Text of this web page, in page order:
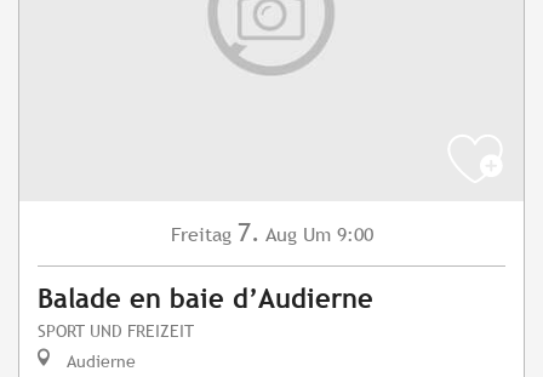
Freitag 7. Aug Um 9:00
Balade en baie d’Audierne
SPORT UND FREIZEIT
Audierne